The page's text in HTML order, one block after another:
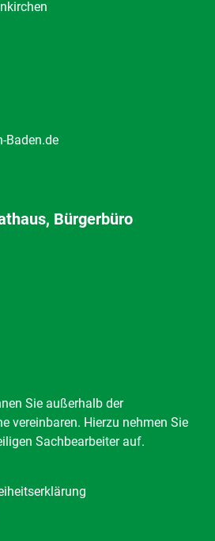
Baden.de
Bürgerbüro
Sie außerhalb der
vereinbaren. Hierzu nehmen Sie
Sachbearbeiter auf.